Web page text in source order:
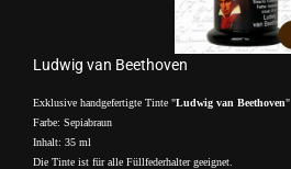
Ludwig van Beethoven
Exklusive handgefertigte Tinte "Ludwig van Beethoven"
Farbe: Sepiabraun
Inhalt: 35 ml
Die Tinte ist für alle Füllfederhalter geeignet.